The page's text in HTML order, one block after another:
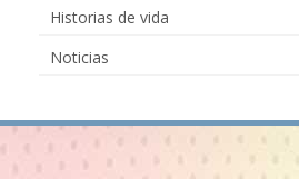
Historias de vida
Noticias